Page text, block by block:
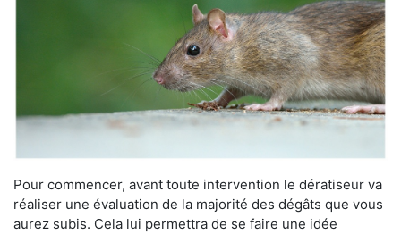
Pour commencer, avant toute intervention le dératiseur va
réaliser une évaluation de la majorité des dégâts que vous
aurez subis. Cela lui permettra de se faire une idée